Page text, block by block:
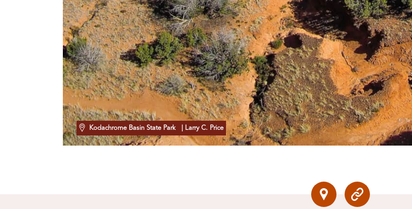
Kodachrome Basin State Park | Larry C. Price